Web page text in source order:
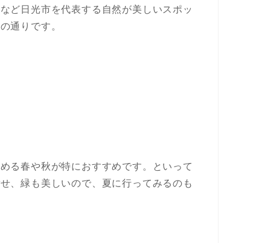
ど日光市を代表する自然が美しいスポッ
通りです。
る春や秋が特におすすめです。といって
、緑も美しいので、夏に行ってみるのも